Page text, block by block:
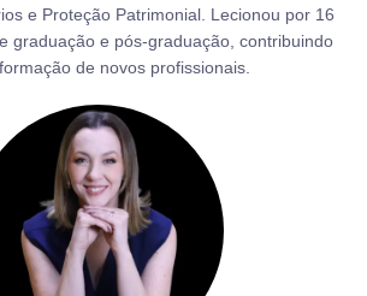
e Proteção Patrimonial. Lecionou por 16
graduação e pós-graduação, contribuindo
de novos profissionais.